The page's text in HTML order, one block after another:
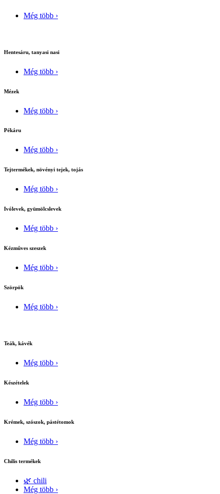
Még több ›
Hentesáru, tanyasi nasi
Még több ›
Mézek
Még több ›
Pékáru
Még több ›
Tejtermékek, növényi tejek, tojás
Még több ›
Ivólevek, gyümölcslevek
Még több ›
Kézmûves szeszek
Még több ›
Szörpök
Még több ›
Teák, kávék
Még több ›
Készételek
Még több ›
Krémek, szószok, pástétomok
Még több ›
Chilis termékek
🌿 chili
Még több ›